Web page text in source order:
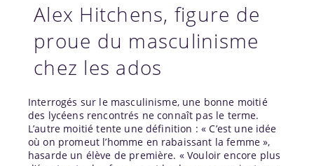
Alex Hitchens, figure de
proue du masculinisme
chez les ados
Interrogés sur le masculinisme, une bonne moitié
des lycéens rencontrés ne connaît pas le terme.
L’autre moitié tente une définition : « C’est une idée
où on promeut l’homme en rabaissant la femme »,
hasarde un élève de première. « Vouloir encore plus